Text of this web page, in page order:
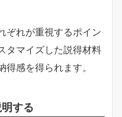
ぞれが重視するポイン
タマイズした説得材料
感を得られます。
する